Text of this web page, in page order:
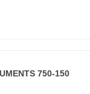
750-150